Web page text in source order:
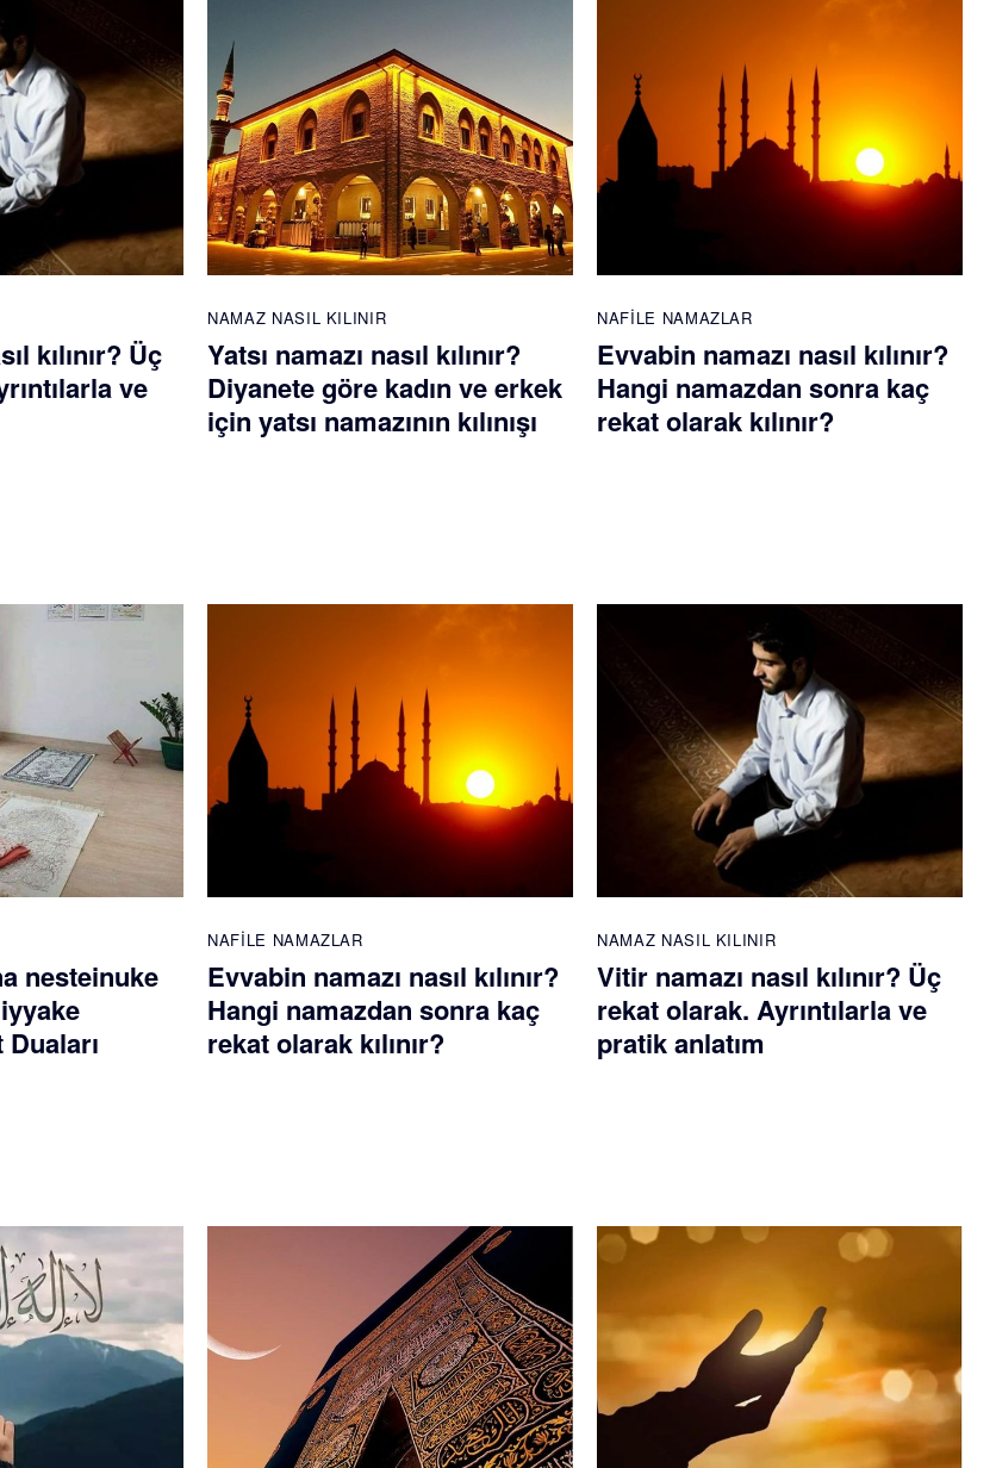
kılınır? Üç
ve
NAMAZ NASIL KILINIR
Yatsı namazı nasıl kılınır?
Diyanete göre kadın ve erkek
için yatsı namazının kılınışı
NAFILE NAMAZLAR
Evvabin namazı nasıl kılınır?
Hangi namazdan sonra kaç
rekat olarak kılınır?
nesteinuke
NAFILE NAMAZLAR
Evvabin namazı nasıl kılınır?
Hangi namazdan sonra kaç
rekat olarak kılınır?
NAMAZ NASIL KILINIR
Vitir namazı nasıl kılınır? Üç
rekat olarak. Ayrıntılarla ve
pratik anlatım